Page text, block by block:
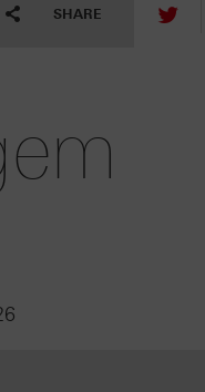
SHARE